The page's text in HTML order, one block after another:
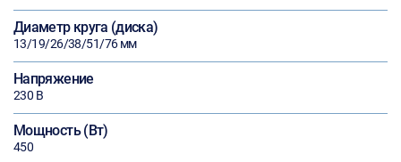
Диаметр круга (диска)
13/19/26/38/51/76 мм
Напряжение
230 В
Мощность (Вт)
450